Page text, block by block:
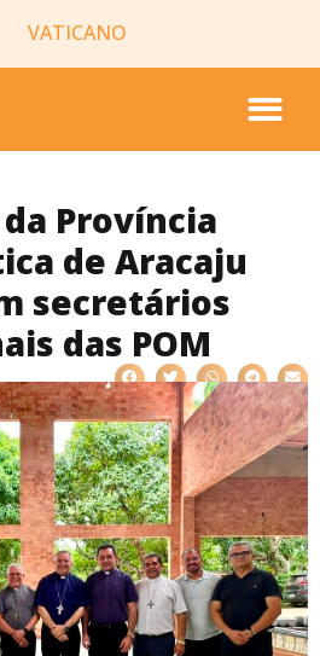
VATICANO
Província
de Aracaju
secretários
das POM